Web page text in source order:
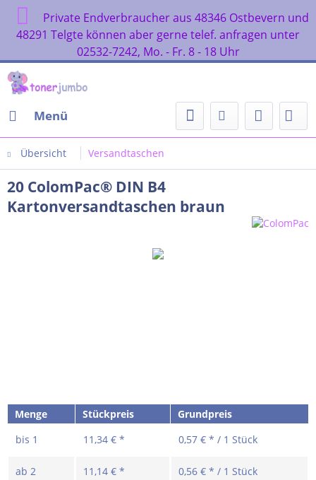
Private Endverbraucher aus 48346 Ostbevern und
48291 Telgte können aber gerne telef. anfragen unter
02532-7242, Mo. - Fr. 8 - 18 Uhr
Menü
Übersicht Versandtaschen
20 ColomPac® DIN B4
Kartonversandtaschen braun
Menge Stückpreis
Grundpreis
bis 1 11,34 € * 0,57 € * / 1 Stück
ab 2 11,14 € * 0,56 € * / 1 Stück